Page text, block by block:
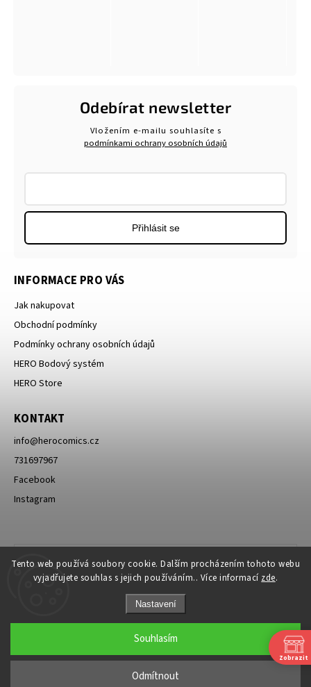
Tento web používá soubory cookie. Dalším procházením tohoto webu
vyjadřujete souhlas s jejich používáním.. Více informací zde.
Nastavení
Odmítnout
Souhlasím
INFORMACE PRO VÁS
Jak nakupovat
Obchodní podmínky
Podmínky ochrany osobních údajů
HERO Bodový systém
HERO Store
KONTAKT
info@herocomics.cz
731697967
Facebook
Instagram
Odebírat newsletter
Vložením e-mailu souhlasíte s
podmínkami ochrany osobních údajů
Přihlásit se
Copyright 2026HERO Comics. Všechna práva vyhrazena.
Grafický návrh vytvořil a nakódoval
Zobrazit